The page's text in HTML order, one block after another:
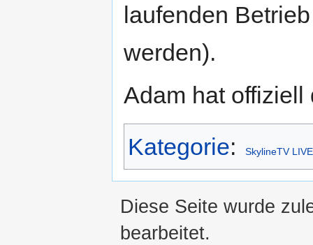
laufenden
werden).
Adam hat
Kategorie: SkylineTV LIVE
Diese Seite wurde
bearbeitet.